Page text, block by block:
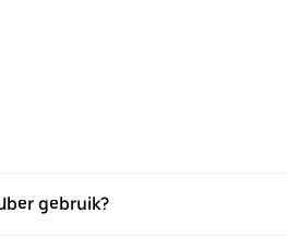
gebruik?